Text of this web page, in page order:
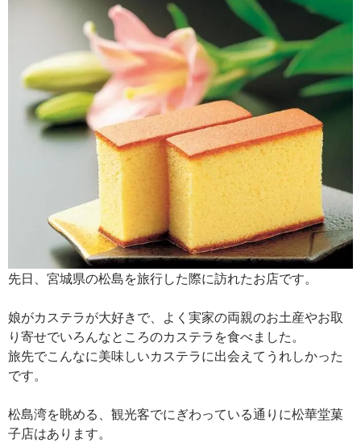
先日、宮城県の松島を旅行した際に訪れたお店です。
娘がカステラが大好きで、よく実家の両親のお土産やお取
り寄せでいろんなところのカステラを食べました。
旅先でこんなに美味しいカステラに出会えてうれしかった
です。
松島湾を眺める、観光客でにぎわっている通りに松華堂菓
子店はあります。